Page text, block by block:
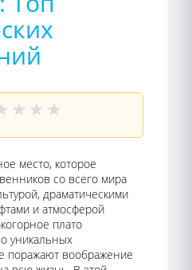
★ ★ ★
место, которое
со всего мира
драматическими
и атмосферой
плато
уникальных
поражают воображение